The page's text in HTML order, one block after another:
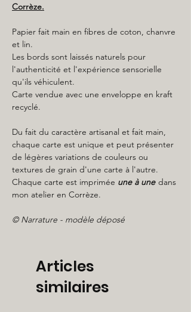
Corrèze.
Papier fait main en fibres de coton, chanvre
et lin.
Les bords sont laissés naturels pour
l'authenticité et l'expérience sensorielle
qu'ils véhiculent.
Carte vendue avec une enveloppe en kraft
recyclé.
Du fait du caractère artisanal et fait main,
chaque carte est unique et peut présenter
de légères variations de couleurs ou
textures de grain d'une carte à l'autre.
Chaque carte est imprimée une à une dans
mon atelier en Corrèze.
© Narrature - modèle déposé
Articles
similaires